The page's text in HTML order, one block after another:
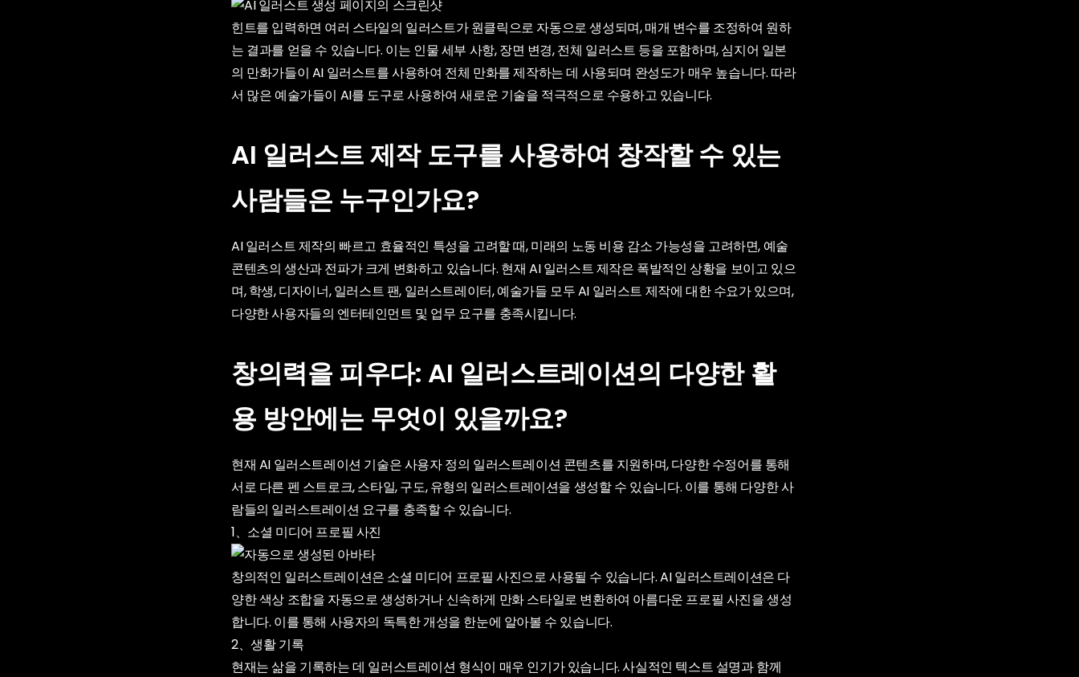
힌트를 입력하면 여러 스타일의 일러스트가 원클릭으로 자동으로 생성되며, 매개 변수를 조정하여 원하
는 결과를 얻을 수 있습니다. 이는 인물 세부 사항, 장면 변경, 전체 일러스트 등을 포함하며, 심지어 일본
의 만화가들이 AI 일러스트를 사용하여 전체 만화를 제작하는 데 사용되며 완성도가 매우 높습니다. 따라
서 많은 예술가들이 AI를 도구로 사용하여 새로운 기술을 적극적으로 수용하고 있습니다.
AI 일러스트 제작 도구를 사용하여 창작할 수 있는
사람들은 누구인가요?
AI 일러스트 제작의 빠르고 효율적인 특성을 고려할 때, 미래의 노동 비용 감소 가능성을 고려하면, 예술
콘텐츠의 생산과 전파가 크게 변화하고 있습니다. 현재 AI 일러스트 제작은 폭발적인 상황을 보이고 있으
며, 학생, 디자이너, 일러스트 팬, 일러스트레이터, 예술가들 모두 AI 일러스트 제작에 대한 수요가 있으며,
다양한 사용자들의 엔터테인먼트 및 업무 요구를 충족시킵니다.
창의력을 피우다: AI 일러스트레이션의 다양한 활
용 방안에는 무엇이 있을까요?
현재 AI 일러스트레이션 기술은 사용자 정의 일러스트레이션 콘텐츠를 지원하며, 다양한 수정어를 통해
서로 다른 펜 스트로크, 스타일, 구도, 유형의 일러스트레이션을 생성할 수 있습니다. 이를 통해 다양한 사
람들의 일러스트레이션 요구를 충족할 수 있습니다.
1、소셜 미디어 프로필 사진
창의적인 일러스트레이션은 소셜 미디어 프로필 사진으로 사용될 수 있습니다. AI 일러스트레이션은 다
양한 색상 조합을 자동으로 생성하거나 신속하게 만화 스타일로 변환하여 아름다운 프로필 사진을 생성
합니다. 이를 통해 사용자의 독특한 개성을 한눈에 알아볼 수 있습니다.
2、생활 기록
현재는 삶을 기록하는 데 일러스트레이션 형식이 매우 인기가 있습니다. 사실적인 텍스트 설명과 함께